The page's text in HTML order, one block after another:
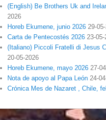
(English) Be Brothers Uk and
2026
Horeb Ekumene, junio 2026 29-
Carta de Pentecostés 2026 23-05-
(Italiano) Piccoli Fratelli di Jesus
20-05-2026
Horeb Ekumene, mayo 2026 27-
Nota de apoyo al Papa León 24-
Crónica Mes de Nazaret , Chile,